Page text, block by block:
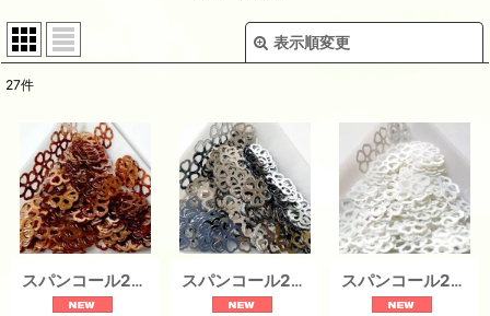
表示順変更
並び順:
絞り込む
27件
スパンコール2426 透かし桜10mm ゴールド（1ｇ） スパンコール2424 透かし桜10mm シルバー（1ｇ） スパンコール2423 透かし桜10mm ホワイト（1ｇ）